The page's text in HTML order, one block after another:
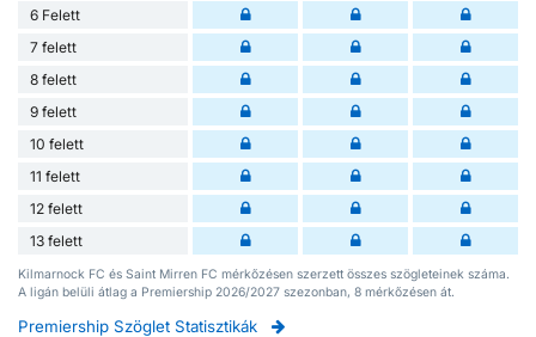
6 Felett
7 felett
8 felett
9 felett
10 felett
11 felett
12 felett
13 felett
Kilmarnock FC és Saint Mirren FC mérkőzésen szerzett összes szögleteinek száma.
A ligán belüli átlag a Premiership 2026/2027 szezonban, 8 mérkőzésen át.
Premiership Szöglet Statisztikák